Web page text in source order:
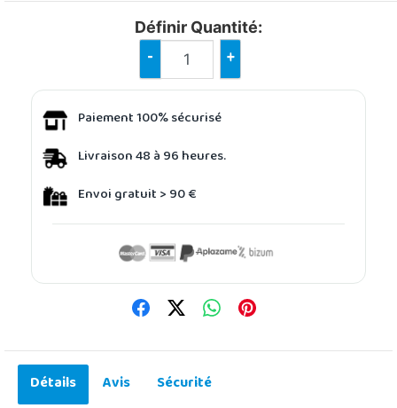
Définir Quantité:
- +
Paiement 100% sécurisé
Livraison 48 à 96 heures.
Envoi gratuit > 90 €
Détails Avis
Sécurité